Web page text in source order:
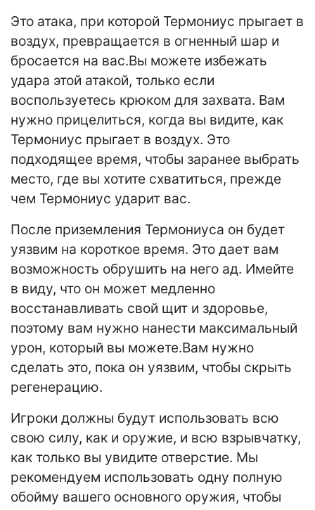
Это атака, при которой Термониус прыгает в
воздух, превращается в огненный шар и
бросается на вас.Вы можете избежать
удара этой атакой, только если
воспользуетесь крюком для захвата. Вам
нужно прицелиться, когда вы видите, как
Термониус прыгает в воздух. Это
подходящее время, чтобы заранее выбрать
место, где вы хотите схватиться, прежде
чем Термониус ударит вас.
После приземления Термониуса он будет
уязвим на короткое время. Это дает вам
возможность обрушить на него ад. Имейте
в виду, что он может медленно
восстанавливать свой щит и здоровье,
поэтому вам нужно нанести максимальный
урон, который вы можете.Вам нужно
сделать это, пока он уязвим, чтобы скрыть
регенерацию.
Игроки должны будут использовать всю
свою силу, как и оружие, и всю взрывчатку,
как только вы увидите отверстие. Мы
рекомендуем использовать одну полную
обойму вашего основного оружия, чтобы